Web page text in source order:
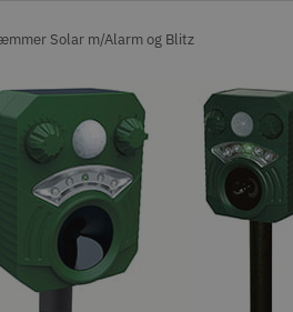
Solar m/Alarm og Blitz